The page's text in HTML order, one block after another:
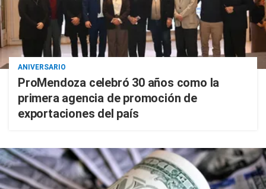
ANIVERSARIO
ProMendoza celebró 30 años como la
primera agencia de promoción de
exportaciones del país